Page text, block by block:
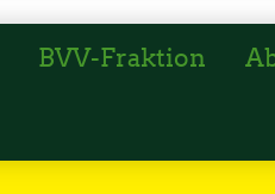
BVV-Fraktion